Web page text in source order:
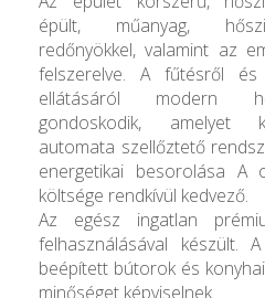
épült, műanyag,
redőnyökkel, valamint az
felszerelve. A fűtésről
ellátásáról modern
gondoskodik, amelyet
automata szellőztető
energetikai besorolása A
költsége rendkívül kedvező.
Az egész ingatlan
felhasználásával készült.
beépített bútorok és
minőséget képviselnek.